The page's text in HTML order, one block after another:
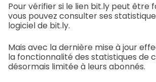
Pour vérifier si le lien bit.ly peut être
vous pouvez consulter ses
logiciel de bit.ly.
Mais avec la dernière mise à jour
la fonctionnalité des statistiques de
désormais limitée à leurs abonnés.